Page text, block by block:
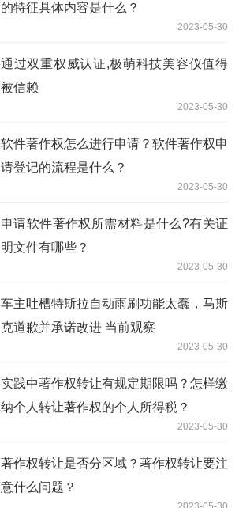
的特征具体内容是什么？
2023-05-30
通过双重权威认证,极萌科技美容仪值得
被信赖
2023-05-30
软件著作权怎么进行申请？软件著作权申
请登记的流程是什么？
2023-05-30
申请软件著作权所需材料是什么?有关证
明文件有哪些？
2023-05-30
车主吐槽特斯拉自动雨刷功能太蠢，马斯
克道歉并承诺改进 当前观察
2023-05-30
实践中著作权转让有规定期限吗？怎样缴
纳个人转让著作权的个人所得税？
2023-05-30
著作权转让是否分区域？著作权转让要注
意什么问题？